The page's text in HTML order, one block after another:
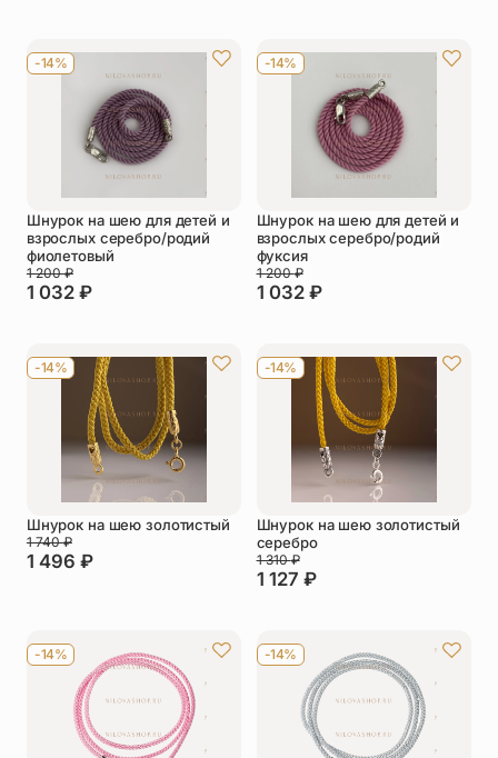
-14%
Шнурок на шею для детей и
взрослых серебро/родий
фиолетовый
1 032 ₽
1 200₽
-14%
Шнурок на шею для детей и
взрослых серебро/родий
фуксия
1 032 ₽
1 200₽
-14%
Шнурок на шею золотистый
1 496 ₽
1 740₽
-14%
Шнурок на шею золотистый
cеребро
1 127 ₽
1 310₽
-14% -14%